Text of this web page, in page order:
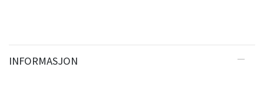
INFORMASJON